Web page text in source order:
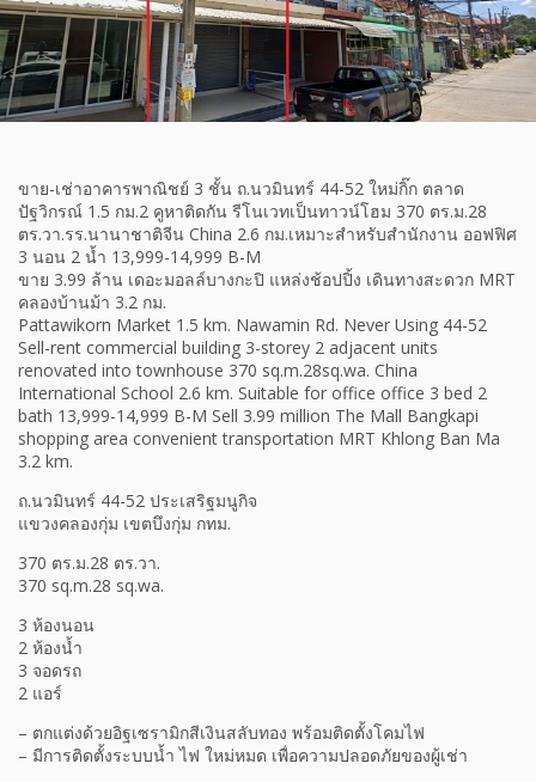
ขาย-เช่าอาคารพาณิชย์ 3 ชั้น ถ.นวมินทร์ 44-52 ใหม่กิ๊ก ตลาด
ปัฐวิกรณ์ 1.5 กม.2 คูหาติดกัน รีโนเวทเป็นทาวน์โฮม 370 ตร.ม.28
ตร.วา.รร.นานาชาติจีน China 2.6 กม.เหมาะสำหรับสำนักงาน ออฟฟิศ
3 นอน 2 น้ำ 13,999-14,999 B-M
ขาย 3.99 ล้าน เดอะมอลล์บางกะปิ แหล่งช้อปปิ้ง เดินทางสะดวก MRT
คลองบ้านม้า 3.2 กม.
Pattawikorn Market 1.5 km. Nawamin Rd. Never Using 44-52
Sell-rent commercial building 3-storey 2 adjacent units
renovated into townhouse 370 sq.m.28sq.wa. China
International School 2.6 km. Suitable for office office 3 bed 2
bath 13,999-14,999 B-M Sell 3.99 million The Mall Bangkapi
shopping area convenient transportation MRT Khlong Ban Ma
3.2 km.
ถ.นวมินทร์ 44-52 ประเสริฐมนูกิจ
แขวงคลองกุ่ม เขตบึงกุ่ม กทม.
370 ตร.ม.28 ตร.วา.
370 sq.m.28 sq.wa.
3 ห้องนอน
2 ห้องน้ำ
3 จอดรถ
2 แอร์
– ตกแต่งด้วยอิฐเซรามิกสีเงินสลับทอง พร้อมติดตั้งโคมไฟ
– มีการติดตั้งระบบน้ำ ไฟ ใหม่หมด เพื่อความปลอดภัยของผู้เช่า